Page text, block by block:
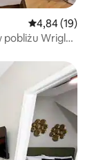
Średnia
4,84 (19)
Wrigley